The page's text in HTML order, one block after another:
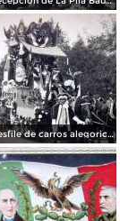
Desfile de carros alegoricos Fiestas del Centenario ( Sep-1910 ) por el Fotógrafo Fernando Kososky.